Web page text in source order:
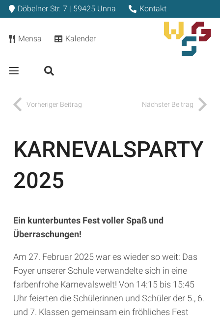
Döbelner Str. 7 | 59425 Unna Kontakt
Mensa Kalender
Vorheriger Beitrag Nächster Beitrag
KARNEVALSPARTY
2025
Ein kunterbuntes Fest voller Spaß und
Überraschungen!
Am 27. Februar 2025 war es wieder so weit: Das
Foyer unserer Schule verwandelte sich in eine
farbenfrohe Karnevalswelt! Von 14:15 bis 15:45
Uhr feierten die Schülerinnen und Schüler der 5., 6.
und 7. Klassen gemeinsam ein fröhliches Fest